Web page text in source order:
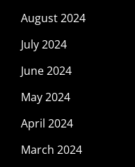
August 2024
July 2024
June 2024
May 2024
April 2024
March 2024